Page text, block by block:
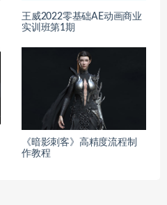
王威2022零基础AE动画商业
实训班第1期
《暗影刺客》高精度流程制
作教程